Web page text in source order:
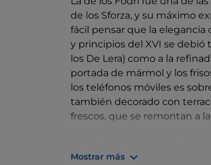
de los Sforza, y su máximo
fácil pensar que la
y principios del XVI se debió
los De Lera) como a la
portada de mármol y los
los teléfonos móviles es
también decorado con
frescos, que se remontan a
detrás de la catedral, y luego
Mostrar más